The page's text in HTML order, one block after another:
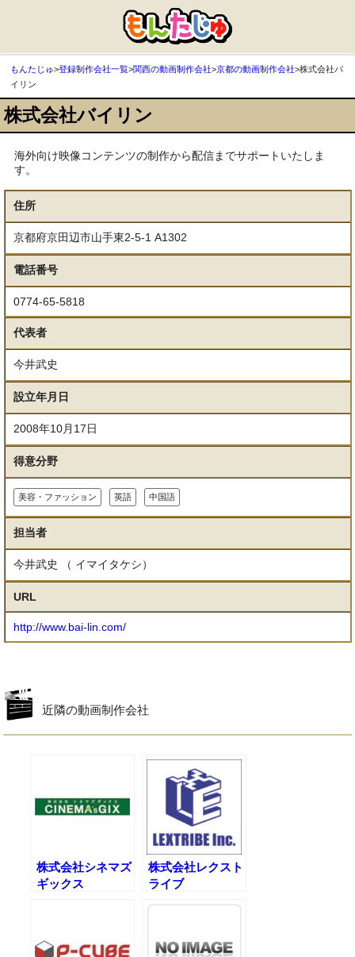
もんたじゅ>登録制作会社一覧>関西の動画制作会社>京都の動画制作会社>株式会社バ
イリン
株式会社バイリン
海外向け映像コンテンツの制作から配信までサポートいたしま
す。
住所
京都府京田辺市山手東2-5-1 A1302
電話番号
0774-65-5818
代表者
今井武史
設立年月日
2008年10月17日
得意分野
美容・ファッション 英語 中国語
担当者
今井武史 （ イマイタケシ）
URL
http://www.bai-lin.com/
近隣の動画制作会社
株式会社シネマズ
ギックス
株式会社レクスト
ライブ